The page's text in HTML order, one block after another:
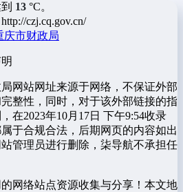
13 °C。
czj.cq.gov.cn/
庆市财政局
网站网址来源于网络，不保证外部
整性，同时，对于该外部链接的指
在2023年10月17日 下午9:54收录
于合规合法，后期网页的内容如出
管理员进行删除，柒导航不承担任
网络站点资源收集与分享！ 本文地